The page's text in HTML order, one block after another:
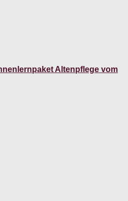
Altenpflege vom